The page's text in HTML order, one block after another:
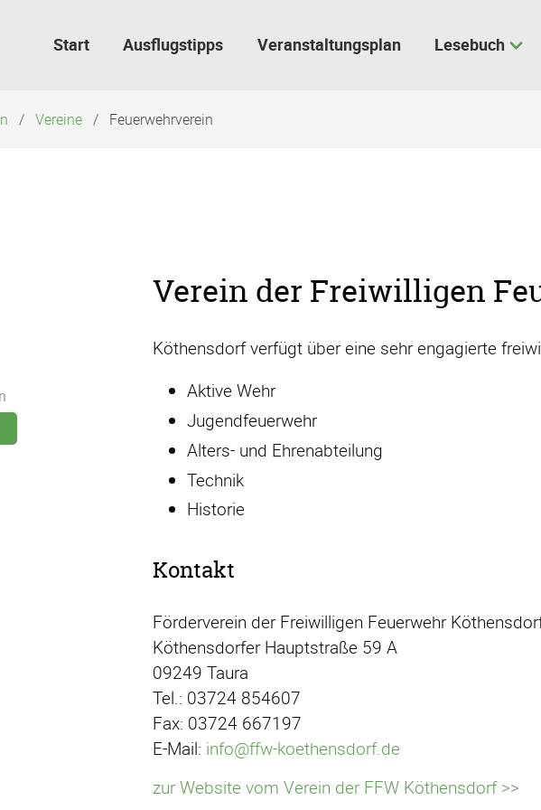
Start Ausflugstipps Veranstaltungsplan Lesebuch
Vereine Feuerwehrverein
Verein der Freiwilligen
Köthensdorf verfügt über eine sehr engagierte
Aktive Wehr
Jugendfeuerwehr
Alters- und Ehrenabteilung
Technik
Historie
Kontakt
Förderverein der Freiwilligen Feuerwehr
Köthensdorfer Hauptstraße 59 A
09249 Taura
Tel.: 03724 854607
Fax: 03724 667197
E-Mail: info@ffw-koethensdorf.de
zur Website vom Verein der FFW Köthensdorf >>